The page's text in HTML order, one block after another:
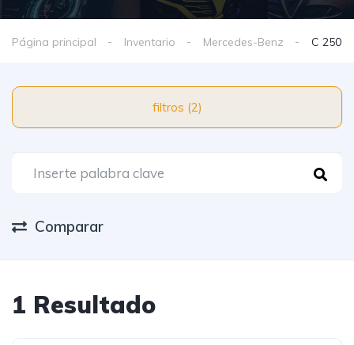
Página principal Inventario Mercedes-Benz C 250
filtros (2)
Comparar
1 Resultado